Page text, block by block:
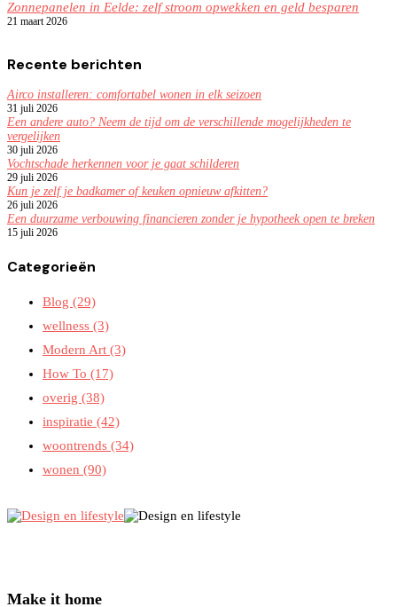
Zonnepanelen in Eelde: zelf stroom opwekken en geld besparen
21 maart 2026
Recente berichten
Airco installeren: comfortabel wonen in elk seizoen
31 juli 2026
Een andere auto? Neem de tijd om de verschillende mogelijkheden te
vergelijken
30 juli 2026
Vochtschade herkennen voor je gaat schilderen
29 juli 2026
Kun je zelf je badkamer of keuken opnieuw afkitten?
26 juli 2026
Een duurzame verbouwing financieren zonder je hypotheek open te breken
15 juli 2026
Categorieën
Blog (29)
wellness (3)
Modern Art (3)
How To (17)
overig (38)
inspiratie (42)
woontrends (34)
wonen (90)
Make it home